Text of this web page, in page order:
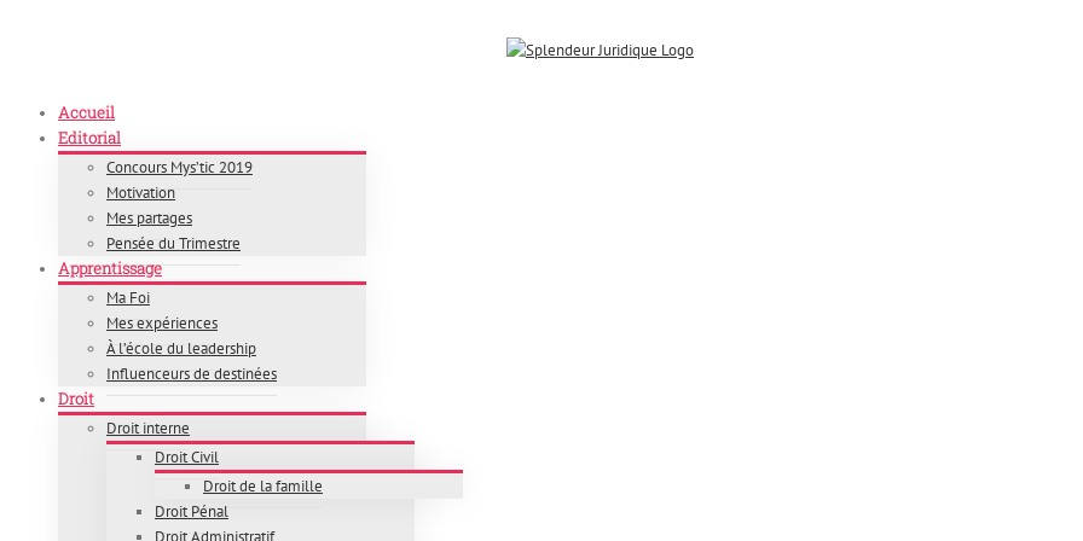
Accueil
Editorial
Concours Mys’tic 2019
Motivation
Mes partages
Pensée du Trimestre
Apprentissage
Ma Foi
Mes expériences
À l’école du leadership
Influenceurs de destinées
Droit
Droit interne
Droit Civil
Droit de la famille
Droit Pénal
Droit Administratif